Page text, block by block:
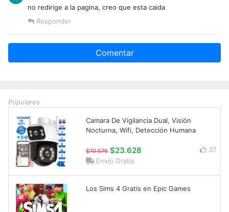
no redirige a la pagina, creo que esta caida
Responder
Comentar
Populares
Camara De Vigilancia Dual, Visión
Nocturna, Wifi, Detección Humana
$70.576 $23.628
37
Envío Gratis
Los Sims 4 Gratis en Epic Games